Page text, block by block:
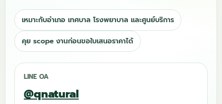
เหมาะกับอำเภอ เทศบาล โรงพยาบาล และศูนย์บริการ
คุย scope งานก่อนขอใบเสนอราคาได้
LINE OA
@qnatural